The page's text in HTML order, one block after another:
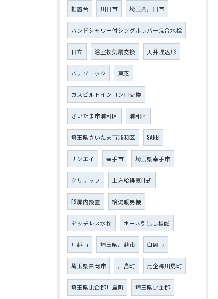
据置台 川口市 埼玉県川口市
ハンドシャワー付シングルレバー混合水栓
日立 浴室換気扇交換 天井埋込形
パナソニック 東芝
ガスビルトインコンロ交換
さいたま市浦和区 浦和区
埼玉県さいたま市浦和区 SANEI
サンエイ 幸手市 埼玉県幸手市
クリナップ 上方給排気FF式
PS扉内設置 給湯暖房機
タッチレス水栓 ホース引出し機能
川越市 埼玉県川越市 白岡市
埼玉県白岡市 川島町 比企郡川島町
埼玉県比企郡川島町 埼玉県比企郡